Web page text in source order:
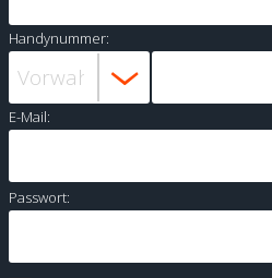
Handynummer:
E-Mail:
Passwort: